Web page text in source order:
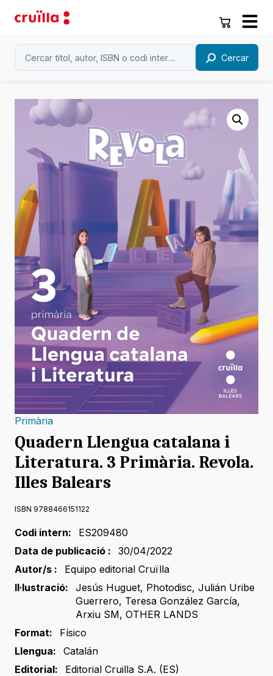
Cercar
Primària
Quadern Llengua catalana i
Literatura. 3 Primària. Revola.
Illes Balears
ISBN 9788466151122
Codi intern:
ES209480
Data de publicació :
30/04/2022
Autor/s :
Equipo editorial Cruïlla
Il·lustració:
Jesús Huguet, Photodisc, Julián Uribe
Guerrero, Teresa González García,
Arxiu SM, OTHER LANDS
Format:
Físico
Llengua:
Catalán
Editorial:
Editorial Cruilla S.A. (ES)